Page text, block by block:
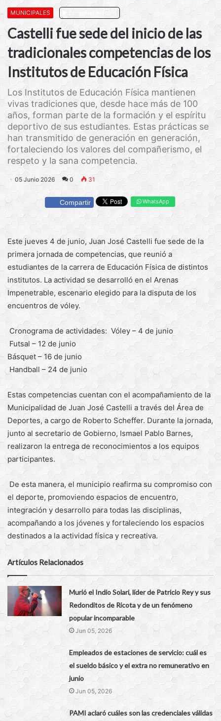
MUNICIPALES Escuchar artículo
Castelli fue sede del inicio de las
tradicionales competencias de los
Institutos de Educación Física
Los Institutos de Educación Física mantienen
vivas tradiciones que, desde hace más de 100
años, forman parte de la formación y el espíritu
deportivo de sus estudiantes. Estas prácticas se
han transmitido de generación en generación,
fortaleciendo los valores del compañerismo, el
respeto y la sana competencia.
05 Junio 2026 0 31
Compartir WhatsApp
Este jueves 4 de junio, Juan José Castelli fue sede de la
primera jornada de competencias, que reunió a
estudiantes de la carrera de Educación Física de distintos
institutos. La actividad se desarrolló en el Arenas
Impenetrable, escenario elegido para la disputa de los
encuentros de vóley.
Cronograma de actividades: Vóley – 4 de junio
Futsal – 12 de junio
Básquet – 16 de junio
Handball – 24 de junio
Estas competencias cuentan con el acompañamiento de la
Municipalidad de Juan José Castelli a través del Área de
Deportes, a cargo de Roberto Scheffer. Durante la jornada,
junto al secretario de Gobierno, Ismael Pablo Barnes,
realizaron la entrega de reconocimientos a los equipos
participantes.
De esta manera, el municipio reafirma su compromiso con
el deporte, promoviendo espacios de encuentro,
integración y desarrollo para todas las disciplinas,
acompañando a los jóvenes y fortaleciendo los espacios
destinados a la actividad física y recreativa.
Artículos Relacionados
Murió el Indio Solari, líder de Patricio Rey y sus
Redonditos de Ricota y de un fenómeno
popular incomparable
Jun 05, 2026
Empleados de estaciones de servicio: cuál es
el sueldo básico y el extra no remunerativo en
junio
Jun 05, 2026
PAMI aclaró cuáles son las credenciales válidas